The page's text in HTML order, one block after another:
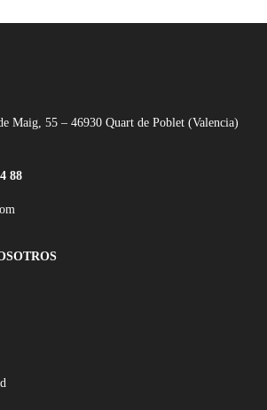
Maig, 55 – 46930 Quart de Poblet (Valencia)
88